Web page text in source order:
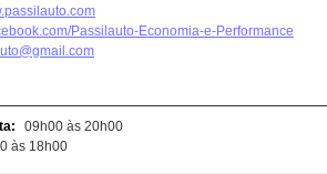
Passilauto-Economia-e-Performance
09h00 às 20h00
às 18h00